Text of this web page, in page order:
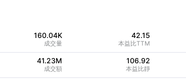
160.04K
成交量
42.15
本益比TTM
41.23M
成交額
106.92
本益比靜